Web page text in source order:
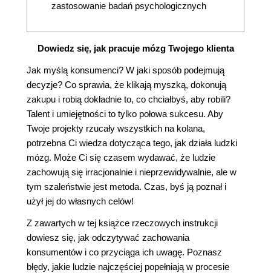
zastosowanie badań psychologicznych
Dowiedz się, jak pracuje mózg Twojego klienta
Jak myślą konsumenci? W jaki sposób podejmują
decyzje? Co sprawia, że klikają myszką, dokonują
zakupu i robią dokładnie to, co chciałbyś, aby robili?
Talent i umiejętności to tylko połowa sukcesu. Aby
Twoje projekty rzucały wszystkich na kolana,
potrzebna Ci wiedza dotycząca tego, jak działa ludzki
mózg. Może Ci się czasem wydawać, że ludzie
zachowują się irracjonalnie i nieprzewidywalnie, ale w
tym szaleństwie jest metoda. Czas, byś ją poznał i
użył jej do własnych celów!
Z zawartych w tej książce rzeczowych instrukcji
dowiesz się, jak odczytywać zachowania
konsumentów i co przyciąga ich uwagę. Poznasz
błędy, jakie ludzie najczęściej popełniają w procesie